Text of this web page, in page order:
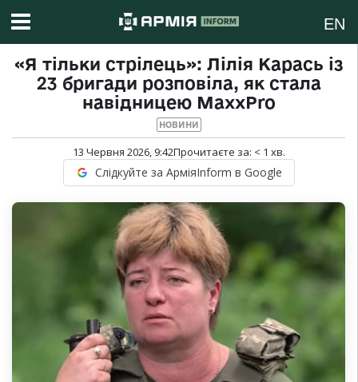
EN
«Я тільки стрілець»: Лілія Карась із
23 бригади розповіла, як стала
навідницею MaxxPro
НОВИНИ
13 Червня 2026, 9:42Прочитаєте за: < 1 хв.
Слідкуйте за АрміяInform в Google